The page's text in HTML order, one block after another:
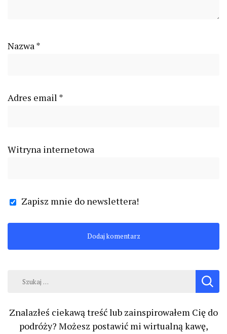
Nazwa*
Adres email *
Witryna internetowa
Zapisz mnie do newslettera!
Szukaj:
Znalazłeś ciekawą treść lub zainspirowałem Cię do
podróży? Możesz postawić mi wirtualną kawę,